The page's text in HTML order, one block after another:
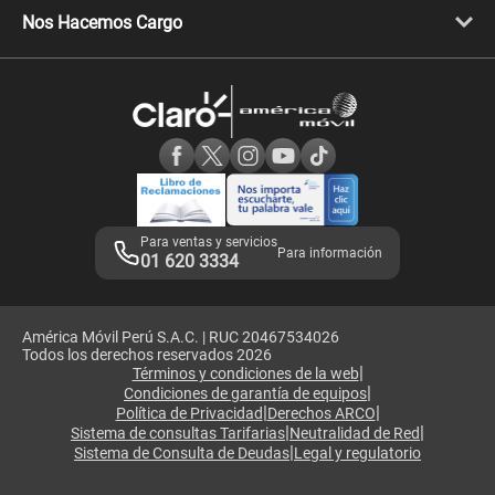
Celulares Motorola
Llamada por llamada
Comprobantes electrónicos
Consulta de IMEI
Nos Hacemos Cargo
Consulta de reclamos
Adquirientes iPhone 6, 6S y SE
Mensaje de Seguridad
Términos y Condiciones de Tienda Claro
Libro de Reclamaciones
Legales de marketplace
Para ventas y servicios
01 620 3334 Para información
América Móvil Perú S.A.C. | RUC 20467534026
Todos los derechos reservados 2026
Términos y condiciones de la web|
Condiciones de garantía de equipos|
Política de Privacidad|Derechos ARCO|
Sistema de consultas Tarifarias|Neutralidad de Red|
Sistema de Consulta de Deudas|Legal y regulatorio